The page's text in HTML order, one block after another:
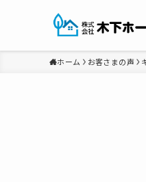
ホーム お客さまの声